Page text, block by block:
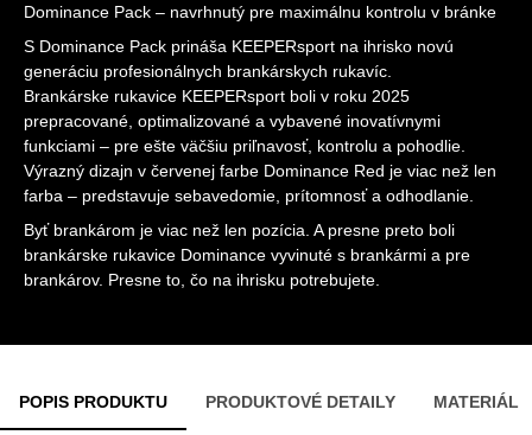
Dominance Pack – navrhnutý pre maximálnu kontrolu v bránke
S Dominance Pack prináša KEEPERsport na ihrisko novú
generáciu profesionálnych brankárskych rukavíc.
Brankárske rukavice KEEPERsport boli v roku 2025
prepracované, optimalizované a vybavené inovatívnymi
funkciami – pre ešte väčšiu priľnavosť, kontrolu a pohodlie.
Výrazný dizajn v červenej farbe Dominance Red je viac než len
farba – predstavuje sebavedomie, prítomnosť a odhodlanie.
Byť brankárom je viac než len pozícia. A presne preto boli
brankárske rukavice Dominance vyvinuté s brankármi a pre
brankárov. Presne to, čo na ihrisku potrebujete.
POPIS PRODUKTU PRODUKTOVÉ DETAILY MATERIÁL